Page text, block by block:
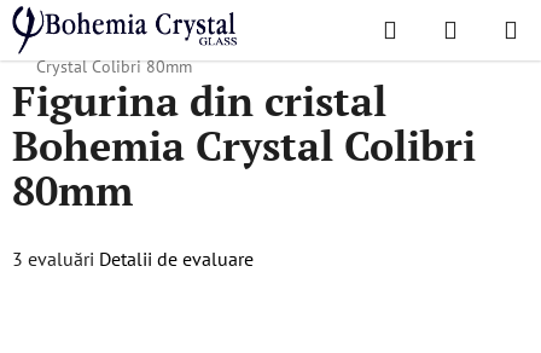
Treci
conținut
Căutare
DE
Acasă
/ Accesorii / Figurine din cristal
Figurina din cristal Bohemia
Crystal Colibri 80mm
Figurina din cristal
Bohemia Crystal Colibri
80mm
Evaluarea
3 evaluări Detalii de evaluare